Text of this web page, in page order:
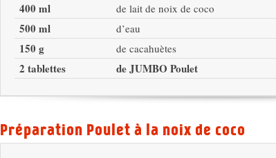
400 ml de lait de noix de coco
500 ml d’eau
150 g de cacahuètes
2 tablettes de JUMBO Poulet
Préparation Poulet à la noix de coco